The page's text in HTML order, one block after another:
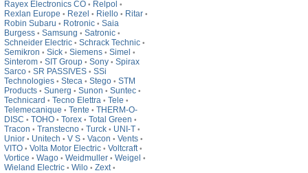
Rayex Electronics CO • Relpol •
Rexlan Europe • Rezel • Riello • Ritar •
Robin Subaru • Rotronic • Saia
Burgess • Samsung • Satronic •
Schneider Electric • Schrack Technic •
Semikron • Sick • Siemens • Simel •
Sinterom • SIT Group • Sony • Spirax
Sarco • SR PASSIVES • SSi
Technologies • Steca • Stego • STM
Products • Sunerg • Sunon • Suntec •
Technicard • Tecno Elettra • Tele •
Telemecanique • Tente • THERM-O-
DISC • TOHO • Torex • Total Green •
Tracon • Transtecno • Turck • UNI-T •
Unior • Unitech • V S • Vacon • Vents •
VITO • Volta Motor Electric • Voltcraft •
Vortice • Wago • Weidmuller • Weigel •
Wieland Electric • Wilo • Zext •